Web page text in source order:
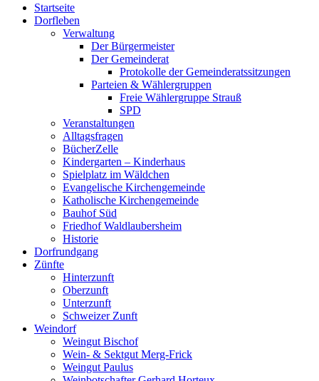
oben
scrollen
Startseite
Dorfleben
Verwaltung
Der Bürgermeister
Der Gemeinderat
Protokolle der Gemeinderatssitzungen
Parteien & Wählergruppen
Freie Wählergruppe Strauß
SPD
Veranstaltungen
Alltagsfragen
BücherZelle
Kindergarten – Kinderhaus
Spielplatz im Wäldchen
Evangelische Kirchengemeinde
Katholische Kirchengemeinde
Bauhof Süd
Friedhof Waldlaubersheim
Historie
Dorfrundgang
Zünfte
Hinterzunft
Oberzunft
Unterzunft
Schweizer Zunft
Weindorf
Weingut Bischof
Wein- & Sektgut Merg-Frick
Weingut Paulus